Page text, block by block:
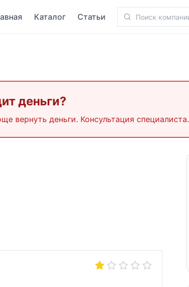
Каталог Статьи
деньги?
вернуть деньги. Консультация специалиста.